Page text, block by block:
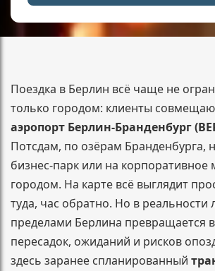
Поездка в Берлин всё чаще не
только городом: клиенты
аэропорт Берлин-Бранденбург
Потсдам, по озёрам Бранденбурга,
бизнес-парк или на корпоративное
городом. На карте всё выглядит
туда, час обратно. Но в реальности
пределами Берлина превращается
пересадок, ожиданий и рисков
здесь заранее спланированный